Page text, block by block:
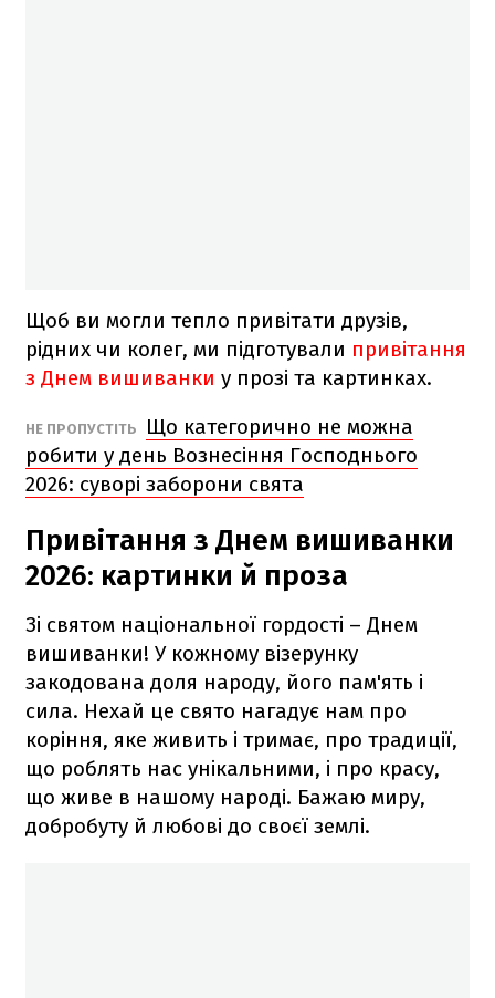
Щоб ви могли тепло привітати друзів,
рідних чи колег, ми підготували привітання
з Днем вишиванки у прозі та картинках.
НЕ ПРОПУСТІТЬ
Що категорично не можна
робити у день Вознесіння Господнього
2026: суворі заборони свята
Привітання з Днем вишиванки
2026: картинки й проза
Зі святом національної гордості – Днем
вишиванки! У кожному візерунку
закодована доля народу, його пам'ять і
сила. Нехай це свято нагадує нам про
коріння, яке живить і тримає, про традиції,
що роблять нас унікальними, і про красу,
що живе в нашому народі. Бажаю миру,
добробуту й любові до своєї землі.